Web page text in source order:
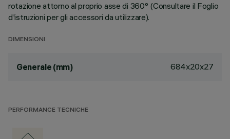
rotazione attorno al proprio asse di 360° (Consultare il Foglio
d'istruzioni per gli accessori da utilizzare).
DIMENSIONI
Generale (mm) 684x20x27
PERFORMANCE TECNICHE